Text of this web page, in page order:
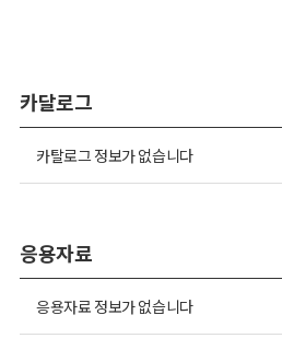
카달로그
카탈로그 정보가 없습니다
응용자료
응용자료 정보가 없습니다